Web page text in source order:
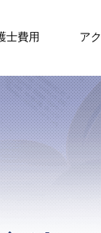
士費用 ア